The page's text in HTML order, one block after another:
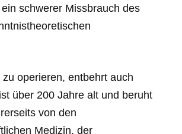
schwerer Missbrauch des
operieren, entbehrt auch
über 200 Jahre alt und beruht
von den
Medizin, der